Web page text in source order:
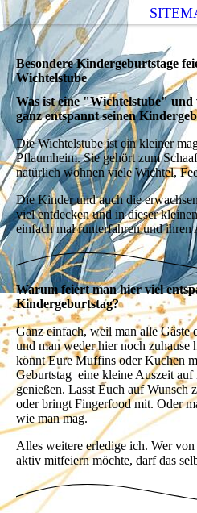
Besondere Kindergeburtstage
Wichtelstube
Was ist eine "Wichtelstube"
ganz entspannt seinen
Die Wichtelstube ist ein kleiner
Pflaumheim. Sie gehört zum
natürlich wohnen viele Wichtel,
Die Kinder und auch die
viel entdecken und in dieser
einfach mal runterfahren und ihren
Warum feiert man hier viel
Kindergeburtstag?
Ganz einfach, weil man alle Gäste
und man weder hier noch zuhause
könnt Eure Muffins oder Kuchen
Geburtstag eine kleine Auszeit auf
genießen. Lasst Euch auf Wunsch
oder bringt Fingerfood mit. Oder
wie man mag.
Alles weitere erledige ich. Wer
aktiv mitfeiern möchte, darf das